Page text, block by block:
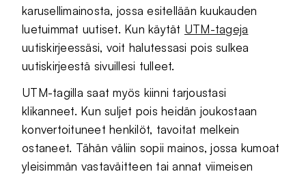
karusellimainosta, jossa esitellään kuukauden
luetuimmat uutiset. Kun käytät UTM-tageja
uutiskirjeessäsi, voit halutessasi pois sulkea
uutiskirjeestä sivuillesi tulleet.
UTM-tagilla saat myös kiinni tarjoustasi
klikanneet. Kun suljet pois heidän joukostaan
konvertoituneet henkilöt, tavoitat melkein
ostaneet. Tähän väliin sopii mainos, jossa kumoat
yleisimmän vastaväitteen tai annat viimeisen